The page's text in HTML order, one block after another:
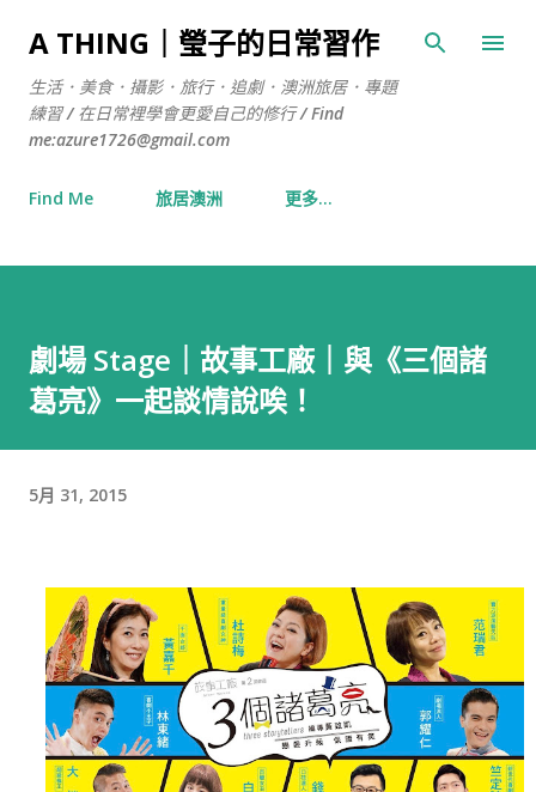
跳到主要內容
A THING｜瑩子的日常習作
生活．美食．攝影．旅行．追劇．澳洲旅居．專題
練習 / 在日常裡學會更愛自己的修行 / Find
me:azure1726@gmail.com
Find Me 旅居澳洲 更多…
劇場 Stage｜故事工廠｜與《三個諸
葛亮》一起談情說唉！
5月 31, 2015